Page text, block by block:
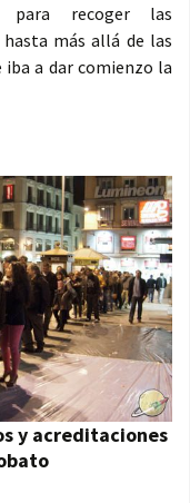
para recoger las
más allá de las
iba a dar comienzo la
y acreditaciones